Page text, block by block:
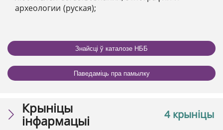
археологии (руская);
Знайсці ў каталозе НББ
Паведаміць пра памылку
4 крыніцы
Крыніцы
інфармацыі